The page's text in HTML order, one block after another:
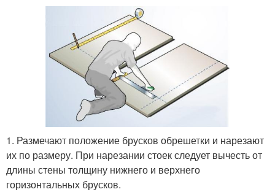
1. Размечают положение брусков обрешетки и нарезают
их по размеру. При нарезании стоек следует вычесть от
длины стены толщину нижнего и верхнего
горизонтальных брусков.